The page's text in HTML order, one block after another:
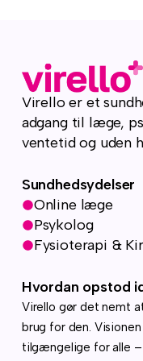
Virello er et
adgang til læge,
ventetid og uden
Sundhedsydelser
Online læge
Psykolog
Fysioterapi &
Hvordan opstod
Virello gør det nemt
brug for den.
tilgængelige for alle